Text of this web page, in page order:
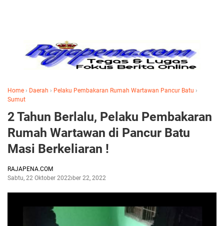
Home › Daerah › Pelaku Pembakaran Rumah Wartawan Pancur Batu ›
Sumut
2 Tahun Berlalu, Pelaku Pembakaran
Rumah Wartawan di Pancur Batu
Masi Berkeliaran !
RAJAPENA.COM
Sabtu, 22 Oktober 2022Oktober 22, 2022